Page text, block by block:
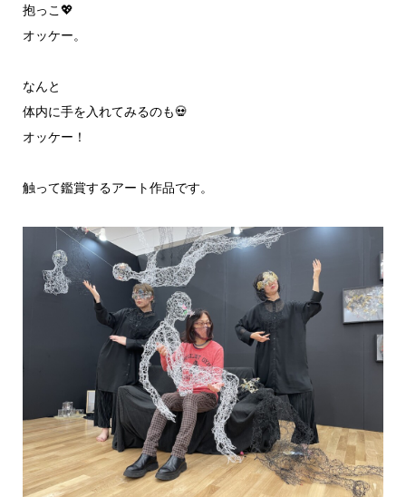
抱っこ💖
オッケー。
なんと
体内に手を入れてみるのも💀
オッケー！
触って鑑賞するアート作品です。